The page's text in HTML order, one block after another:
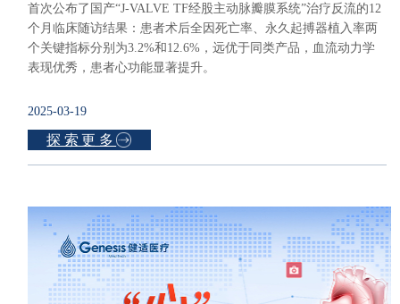
首次公布了国产“J-VALVE TF经股主动脉瓣膜系统”治疗反流的12
个月临床随访结果：患者术后全因死亡率、永久起搏器植入率两
个关键指标分别为3.2%和12.6%，远优于同类产品，血流动力学
表现优秀，患者心功能显著提升。
2025-03-19
探索更多